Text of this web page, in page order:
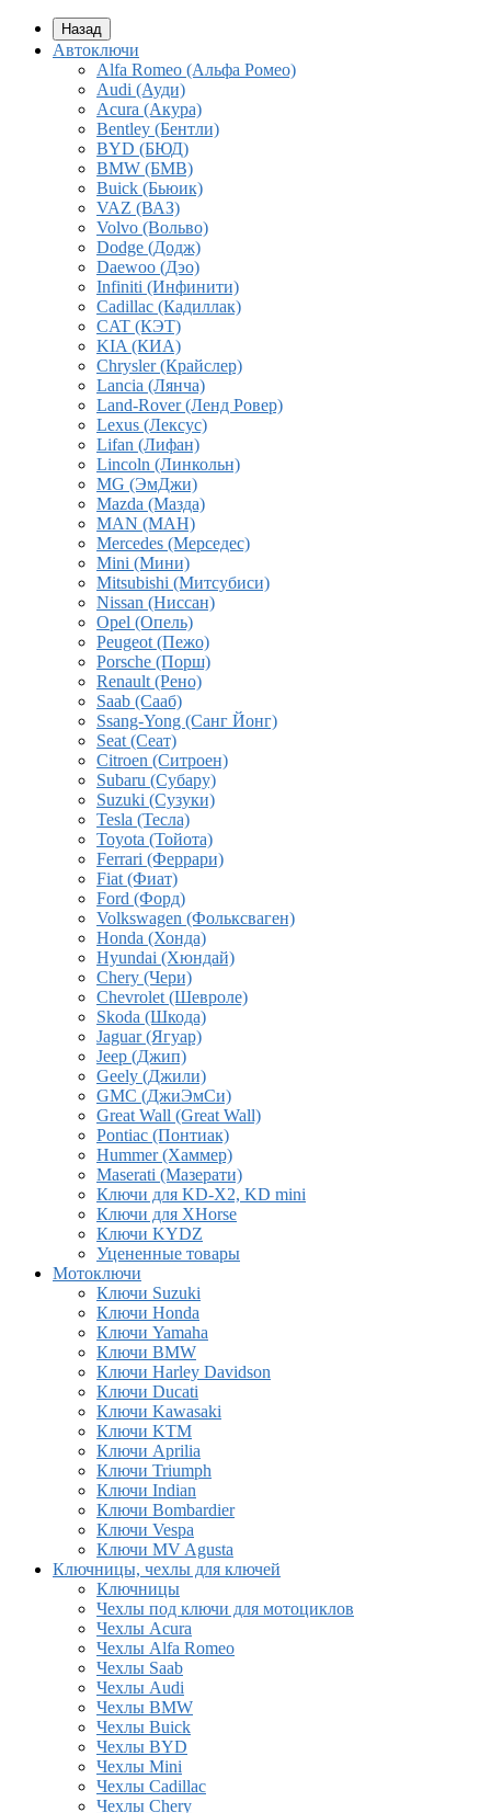
Назад
Автоключи
Alfa Romeo (Альфа Ромео)
Audi (Ауди)
Acura (Акура)
Bentley (Бентли)
BYD (БЮД)
BMW (БМВ)
Buick (Бьюик)
VAZ (ВАЗ)
Volvo (Вольво)
Dodge (Додж)
Daewoo (Дэо)
Infiniti (Инфинити)
Cadillac (Кадиллак)
CAT (КЭТ)
KIA (КИА)
Chrysler (Крайслер)
Lancia (Лянча)
Land-Rover (Ленд Ровер)
Lexus (Лексус)
Lifan (Лифан)
Lincoln (Линкольн)
MG (ЭмДжи)
Mazda (Мазда)
MAN (МАН)
Mercedes (Мерседес)
Mini (Мини)
Mitsubishi (Митсубиси)
Nissan (Ниссан)
Opel (Опель)
Peugeot (Пежо)
Porsche (Порш)
Renault (Рено)
Saab (Сааб)
Ssang-Yong (Санг Йонг)
Seat (Сеат)
Citroen (Ситроен)
Subaru (Субару)
Suzuki (Сузуки)
Tesla (Тесла)
Toyota (Тойота)
Ferrari (Феррари)
Fiat (Фиат)
Ford (Форд)
Volkswagen (Фольксваген)
Honda (Хонда)
Hyundai (Хюндай)
Chery (Чери)
Chevrolet (Шевроле)
Skoda (Шкода)
Jaguar (Ягуар)
Jeep (Джип)
Geely (Джили)
GMC (ДжиЭмСи)
Great Wall (Great Wall)
Pontiac (Понтиак)
Hummer (Хаммер)
Maserati (Мазерати)
Ключи для KD-X2, KD mini
Ключи для XHorse
Ключи KYDZ
Уцененные товары
Мотоключи
Ключи Suzuki
Ключи Honda
Ключи Yamaha
Ключи BMW
Ключи Harley Davidson
Ключи Ducati
Ключи Kawasaki
Ключи KTM
Ключи Aprilia
Ключи Triumph
Ключи Indian
Ключи Bombardier
Ключи Vespa
Ключи MV Agusta
Ключницы, чехлы для ключей
Ключницы
Чехлы под ключи для мотоциклов
Чехлы Acura
Чехлы Alfa Romeo
Чехлы Saab
Чехлы Audi
Чехлы BMW
Чехлы Buick
Чехлы BYD
Чехлы Mini
Чехлы Cadillac
Чехлы Chery